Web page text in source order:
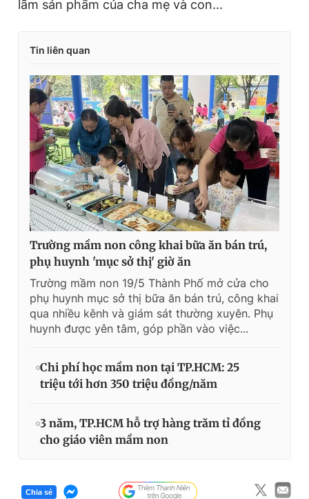
lãm sản phẩm của cha mẹ và con...
Tin liên quan
Trường mầm non công khai bữa ăn bán trú,
phụ huynh 'mục sở thị' giờ ăn
Trường mầm non 19/5 Thành Phố mở cửa cho
phụ huynh mục sở thị bữa ăn bán trú, công khai
qua nhiều kênh và giám sát thường xuyên. Phụ
huynh được yên tâm, góp phần vào việc...
Chi phí học mầm non tại TP.HCM: 25
triệu tới hơn 350 triệu đồng/năm
3 năm, TP.HCM hỗ trợ hàng trăm tỉ đồng
cho giáo viên mầm non
Chia sẻ